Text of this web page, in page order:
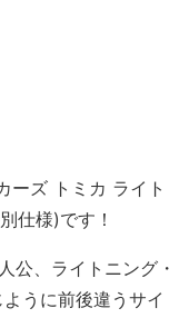
ーズ トミカ ライト
仕様)です！
公、ライトニング・
うに前後違うサイ